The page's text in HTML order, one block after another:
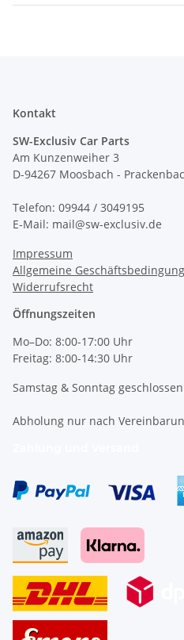
Kontakt
SW-Exclusiv Car Parts
Am Kunzenweiher 3
D-94267 Moosbach -
Telefon: 09944 / 3049195
E-Mail: mail@sw-exclusiv.de
Impressum
Allgemeine
Widerrufsrecht
Öffnungszeiten
Mo–Do: 8:00-17:00 Uhr
Freitag: 8:00-14:30 Uhr
Samstag & Sonntag geschlossen
Abholung nur nach